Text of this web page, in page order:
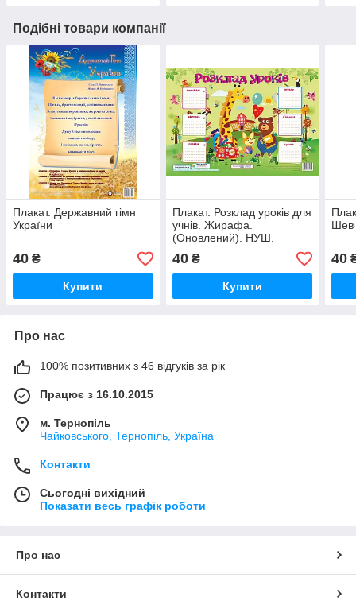
Подібні товари компанії
Плакат. Державний гімн
України
40 ₴
Купити
Плакат. Розклад уроків для
учнів. Жирафа.
(Оновлений). НУШ.
40₴
Купити
40
Про нас
100% позитивних з 46 відгуків за рік
Працює з 16.10.2015
м. Тернопіль
Чайковського, Тернопіль, Україна
Контакти
Сьогодні вихідний
Показати весь графік роботи
Про нас
Контакти